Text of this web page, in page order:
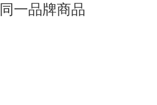
同一品牌商品